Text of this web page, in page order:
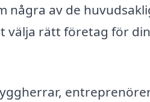
några av de
välja rätt företag för